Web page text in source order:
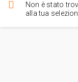
Non è stato
alla tua